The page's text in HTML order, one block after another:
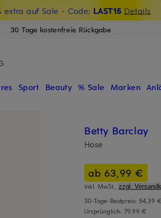
extra auf Sale - Code: LAST15 Details
mit Beyond sichern
30 Tage kostenfreie Rückgabe
Sport Beauty % Sale Marken
Betty Barclay
Hose
ab 63,99 €
inkl. MwSt., zzgl.
30-Tage-Bestpreis: 54,39 €
Ursprünglich: 79,99 €